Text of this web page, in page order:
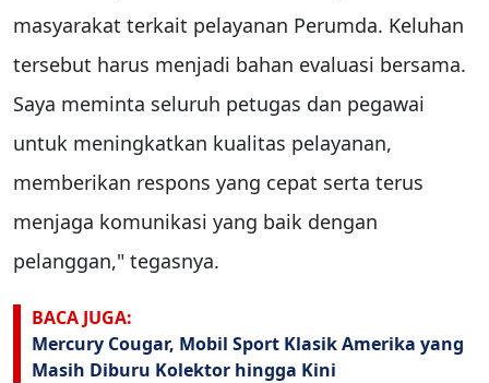
masyarakat terkait pelayanan Perumda. Keluhan
tersebut harus menjadi bahan evaluasi bersama.
Saya meminta seluruh petugas dan pegawai
untuk meningkatkan kualitas pelayanan,
memberikan respons yang cepat serta terus
menjaga komunikasi yang baik dengan
pelanggan," tegasnya.
BACA JUGA:
Mercury Cougar, Mobil Sport Klasik Amerika yang
Masih Diburu Kolektor hingga Kini